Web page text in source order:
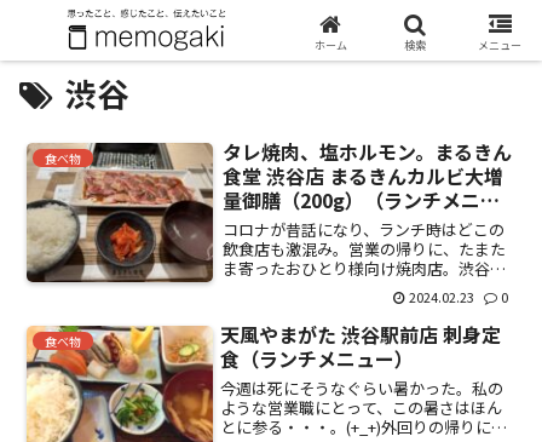
渋谷
食べ物
タレ焼肉、塩ホルモン。まるきん
食堂 渋谷店 まるきんカルビ大増
量御膳（200g）（ランチメニュ
ー） 焼肉定食500円もあり。
コロナが昔話になり、ランチ時はどこの
飲食店も激混み。営業の帰りに、たまた
ま寄ったおひとり様向け焼肉店。渋谷駅
埼京線新南口から徒歩3分程度のところに
ある。ランチメニュー1000円に目が行
き、入ってみることに。こちら定食メニ
ュー。和牛カルビ（1...
2024.02.23 0
食べ物
天風やまがた 渋谷駅前店 刺身定
食（ランチメニュー）
今週は死にそうなぐらい暑かった。私の
ような営業職にとって、この暑さはほん
とに参る・・・。(+_+)外回りの帰りに上
ホーム 検索 メニュー